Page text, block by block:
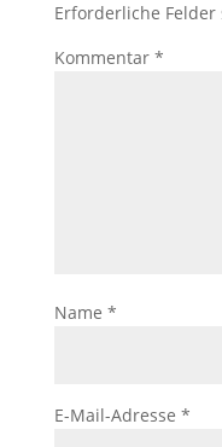
Erforderliche
Kommentar *
Name *
E-Mail-Adresse *